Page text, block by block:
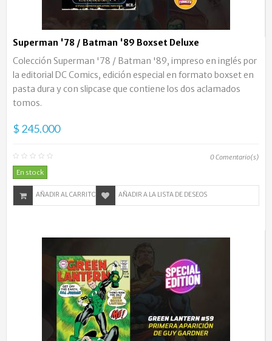
Superman '78 / Batman '89 Boxset Deluxe
Colección Superman '78 / Batman '89, impreso en inglés por
la editorial DC Comics, edición especial en formato boxset en
pasta dura y con slipcase que contiene los dos aclamados
tomos.
$ 245.000
0Comentario(s)
En stock
AÑADIR AL CARRITO AÑADIR A LA LISTA DE DESEOS